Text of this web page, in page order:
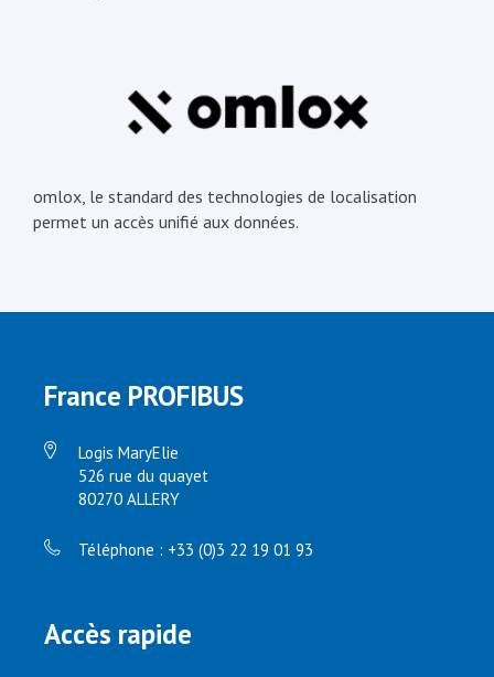
omlox, le standard des technologies de localisation
permet un accès unifié aux données.
France PROFIBUS
Logis MaryElie
526 rue du quayet
80270 ALLERY
Téléphone : +33 (0)3 22 19 01 93
Accès rapide